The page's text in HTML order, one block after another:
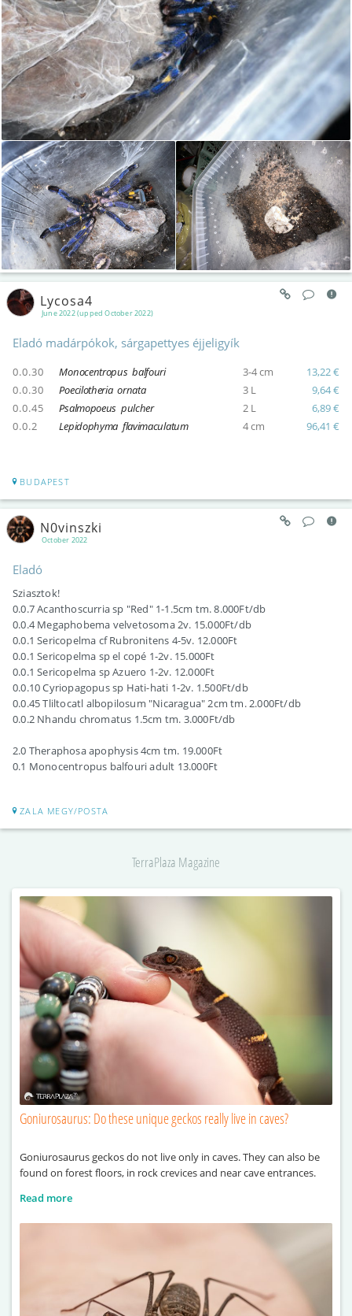
June 2022 (upped October 2022)
Lycosa4
Eladó madárpókok, sárgapettyes éjjeligyík
0.0.30 Monocentropus balfouri 3-4 cm
13,22 €
0.0.30
Poecilotheria ornata 3 L
9,64 €
0.0.45
Psalmopoeus pulcher 2 L
6,89 €
0.0.2
Lepidophyma flavimaculatum 4 cm 96,41 €
BUDAPEST
October 2022
N0vinszki
Eladó
Sziasztok!
0.0.7 Acanthoscurria sp "Red" 1-1.5cm tm. 8.000Ft/db
0.0.4 Megaphobema velvetosoma 2v. 15.000Ft/db
0.0.1 Sericopelma cf Rubronitens 4-5v. 12.000Ft
0.0.1 Sericopelma sp el copé 1-2v. 15.000Ft
0.0.1 Sericopelma sp Azuero 1-2v. 12.000Ft
0.0.10 Cyriopagopus sp Hati-hati 1-2v. 1.500Ft/db
0.0.45 Tliltocatl albopilosum "Nicaragua" 2cm tm. 2.000Ft/db
0.0.2 Nhandu chromatus 1.5cm tm. 3.000Ft/db
2.0 Theraphosa apophysis 4cm tm. 19.000Ft
0.1 Monocentropus balfouri adult 13.000Ft
ZALA MEGY/POSTA
TerraPlaza Magazine
Goniurosaurus: Do these unique geckos really live in caves?
Goniurosaurus geckos do not live only in caves. They can also be
found on forest floors, in rock crevices and near cave entrances.
Read more